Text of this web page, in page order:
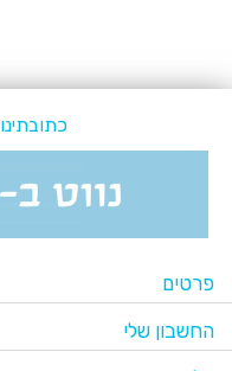
כתובתינו
פרטים
החשבון שלי